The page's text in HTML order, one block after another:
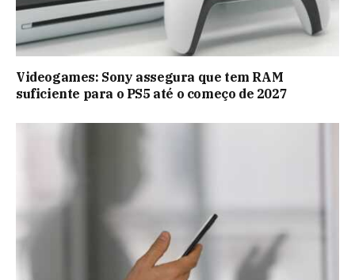
Videogames: Sony assegura que tem RAM
suficiente para o PS5 até o começo de 2027